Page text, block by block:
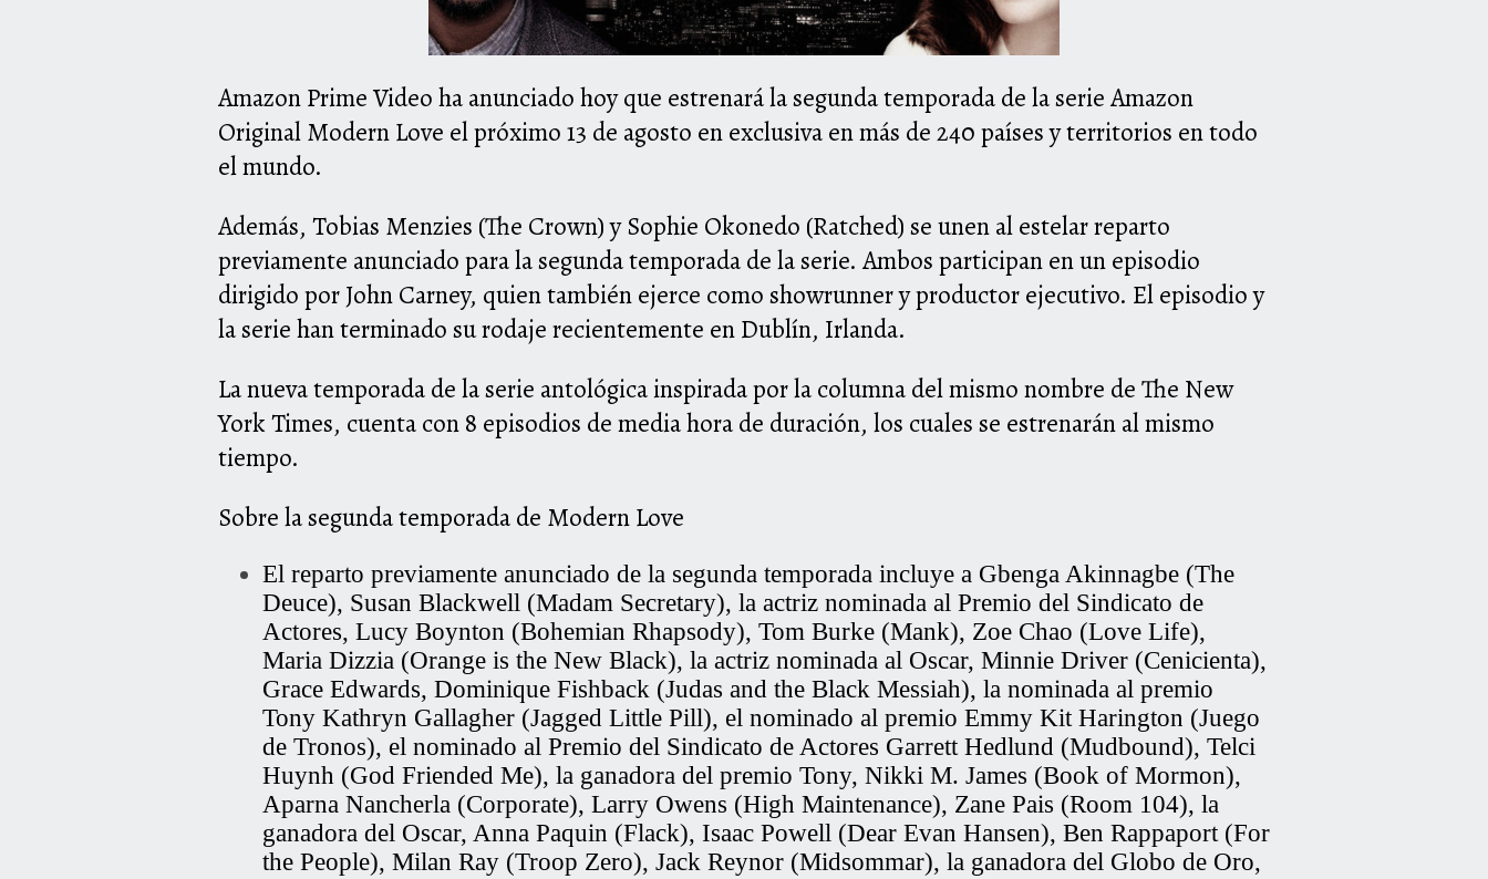
Amazon Prime Video ha anunciado hoy que estrenará la segunda temporada de la serie Amazon
Original Modern Love el próximo 13 de agosto en exclusiva en más de 240 países y territorios en todo
el mundo.
Además, Tobias Menzies (The Crown) y Sophie Okonedo (Ratched) se unen al estelar reparto
previamente anunciado para la segunda temporada de la serie. Ambos participan en un episodio
dirigido por John Carney, quien también ejerce como showrunner y productor ejecutivo. El episodio y
la serie han terminado su rodaje recientemente en Dublín, Irlanda.
La nueva temporada de la serie antológica inspirada por la columna del mismo nombre de The New
York Times, cuenta con 8 episodios de media hora de duración, los cuales se estrenarán al mismo
tiempo.
Sobre la segunda temporada de Modern Love
El reparto previamente anunciado de la segunda temporada incluye a Gbenga Akinnagbe (The
Deuce), Susan Blackwell (Madam Secretary), la actriz nominada al Premio del Sindicato de
Actores, Lucy Boynton (Bohemian Rhapsody), Tom Burke (Mank), Zoe Chao (Love Life),
Maria Dizzia (Orange is the New Black), la actriz nominada al Oscar, Minnie Driver (Cenicienta),
Grace Edwards, Dominique Fishback (Judas and the Black Messiah), la nominada al premio
Tony Kathryn Gallagher (Jagged Little Pill), el nominado al premio Emmy Kit Harington (Juego
de Tronos), el nominado al Premio del Sindicato de Actores Garrett Hedlund (Mudbound), Telci
Huynh (God Friended Me), la ganadora del premio Tony, Nikki M. James (Book of Mormon),
Aparna Nancherla (Corporate), Larry Owens (High Maintenance), Zane Pais (Room 104), la
ganadora del Oscar, Anna Paquin (Flack), Isaac Powell (Dear Evan Hansen), Ben Rappaport(For
the People), Milan Ray (Troop Zero), Jack Reynor (Midsommar), la ganadora del Globo de Oro,